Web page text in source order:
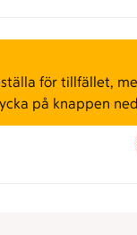
för tillfället,
på knappen